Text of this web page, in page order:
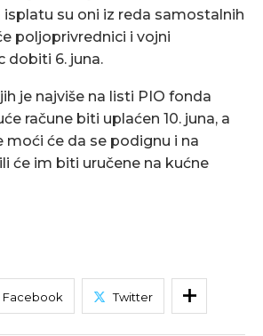
isplatu su oni iz reda samostalnih
poljoprivrednici i vojni
dobiti 6. juna.
je najviše na listi PIO fonda
račune biti uplaćen 10. juna, a
moći će da se podignu i na
će im biti uručene na kućne
Facebook Twitter